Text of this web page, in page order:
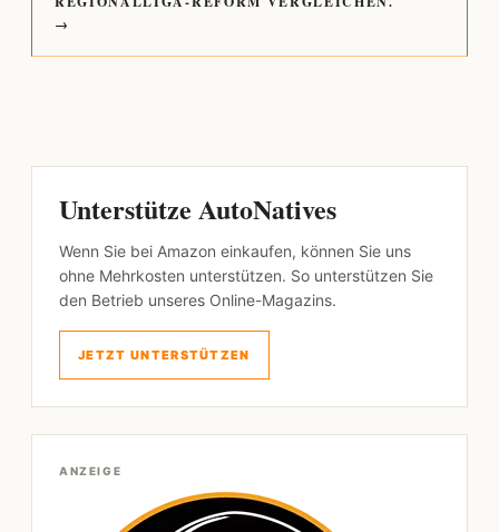
→
Unterstütze AutoNatives
Wenn Sie bei Amazon einkaufen, können Sie uns
ohne Mehrkosten unterstützen. So unterstützen Sie
den Betrieb unseres Online-Magazins.
JETZT UNTERSTÜTZEN
ANZEIGE